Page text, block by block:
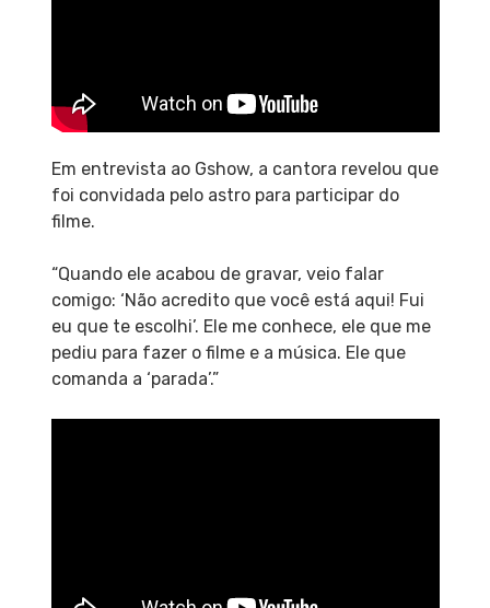
Em entrevista ao Gshow, a cantora revelou que
foi convidada pelo astro para participar do
filme.
“Quando ele acabou de gravar, veio falar
comigo: ‘Não acredito que você está aqui! Fui
eu que te escolhi’. Ele me conhece, ele que me
pediu para fazer o filme e a música. Ele que
comanda a ‘parada’.”